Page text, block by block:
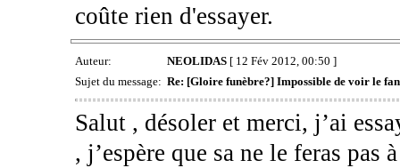
coûte rien d'essayer.
Auteur: NEOLIDAS[ 12 Fév 2012, 00:50 ]
Sujet du message: Re: [Gloire funèbre?] Impossible de voir le
Salut , désoler et merci, j’ai
, j’espère que sa ne le feras pas